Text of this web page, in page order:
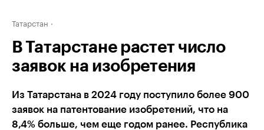
Татарстан
В Татарстане растет число
заявок на изобретения
Из Татарстана в 2024 году поступило более 900
заявок на патентование изобретений, что на
8,4% больше, чем еще годом ранее. Республика